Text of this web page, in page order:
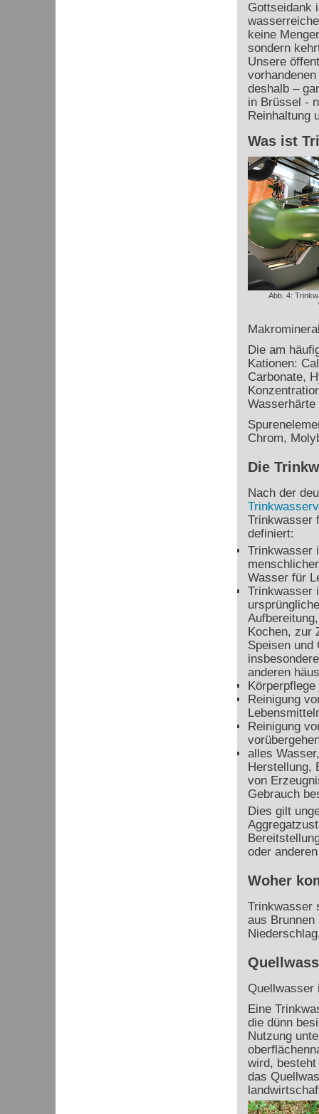
Gottseidank
keine
sondern
Unsere
deshalb –
in Brüssel -
Reinhaltung
Was ist
Abb. 4:
Die am
Kationen:
Carbonate,
Chrom,
Die
Nach der
Trinkwasser
definiert:
Trinkwasser
Wasser für
Trinkwasser
Kochen, zur
Speisen und
anderen
Reinigung
Reinigung
alles
Herstellung,
von
Gebrauch
Dies gilt
oder
Woher
Trinkwasser
aus
Quellwasser
Eine
die dünn
Nutzung
wird,
das